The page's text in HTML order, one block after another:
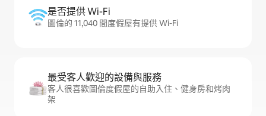
是否提供 Wi-Fi
圖倫的 11,040 間度假屋有提供 Wi-Fi
最受客人歡迎的設備與服務
客人很喜歡圖倫度假屋的自助入住、健身房和烤肉
架